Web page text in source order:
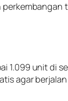
1.099 unit di
agar